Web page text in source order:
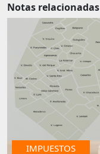
Notas relacionadas
IMPUESTOS